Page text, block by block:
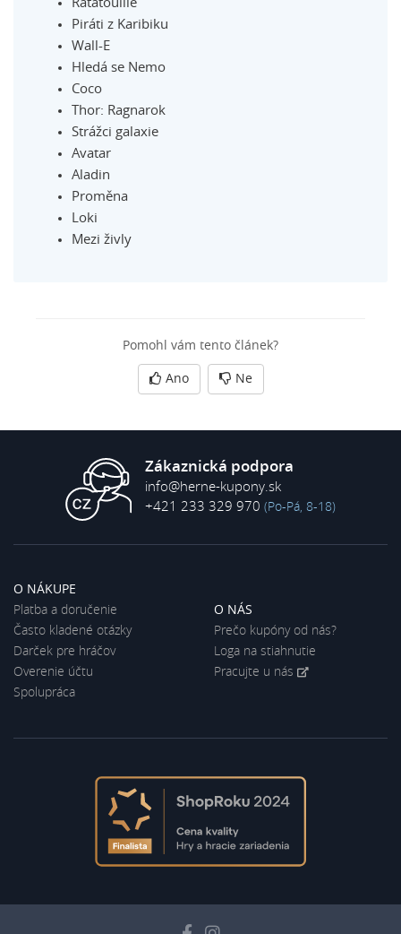
Ratatouille
Piráti z Karibiku
Wall-E
Hledá se Nemo
Coco
Thor: Ragnarok
Strážci galaxie
Avatar
Aladin
Proměna
Loki
Mezi živly
Pomohl vám tento článek?
Ano Ne
Zákaznická podpora
info@herne-kupony.sk
+421 233 329 970 (Po-Pá, 8-18)
O NÁKUPE
Platba a doručenie
Často kladené otázky
Darček pre hráčov
Overenie účtu
Spolupráca
O NÁS
Prečo kupóny od nás?
Loga na stiahnutie
Pracujte u nás